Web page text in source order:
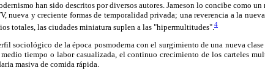
han sido descritos por diversos autores. Jameson lo concibe como
nueva y creciente formas de temporalidad privada; una reverencia a la
totales, las ciudades miniatura suplen a las "hipermultitudes". 4
sociológico de la época posmoderna con el surgimiento de una nueva clase
tiempo o labor casualizada, el continuo crecimiento de los carteles
masiva de comida rápida.